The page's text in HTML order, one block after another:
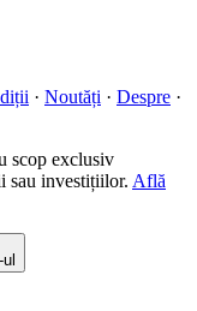
· Noutăți · Despre ·
scop exclusiv
sau investițiilor. Află